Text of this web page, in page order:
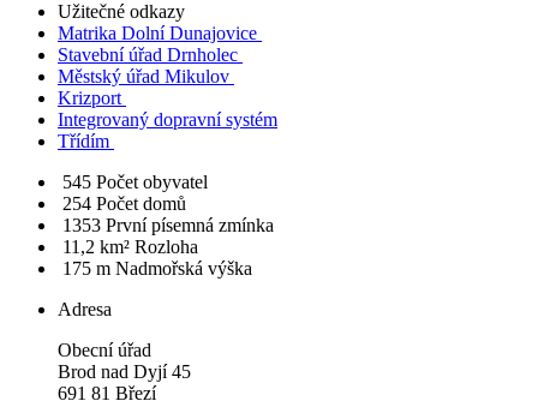
Užitečné odkazy
Matrika Dolní Dunajovice
Stavební úřad Drnholec
Městský úřad Mikulov
Krizport
Integrovaný dopravní systém
Třídím
545 Počet obyvatel
254 Počet domů
1353 První písemná zmínka
11,2 km² Rozloha
175 m Nadmořská výška
Adresa
Obecní úřad
Brod nad Dyjí 45
691 81 Březí